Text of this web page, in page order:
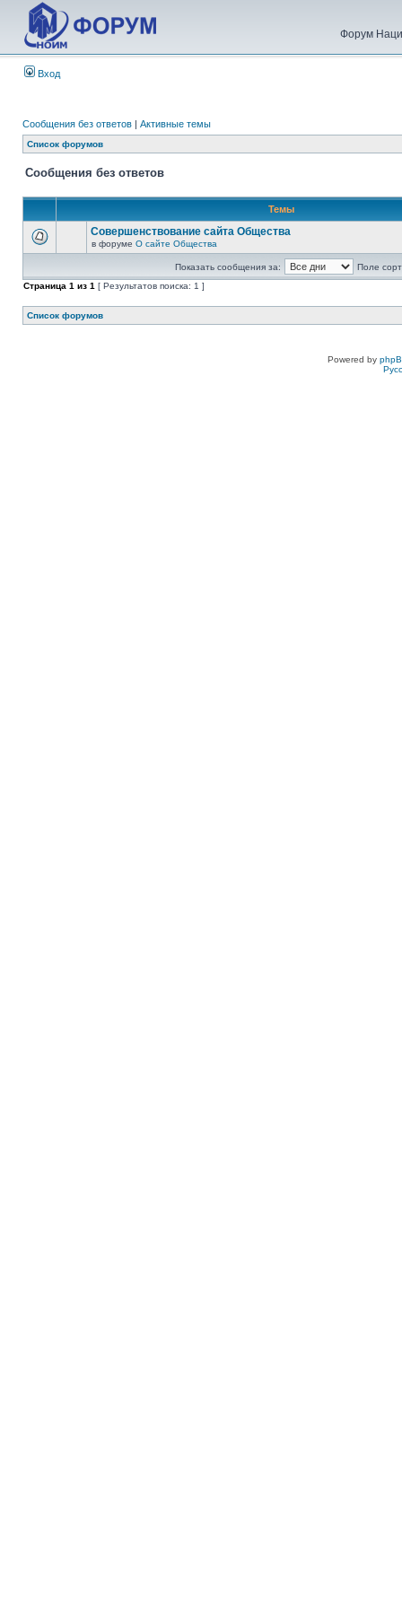
Форум
Вход
Сообщения без ответов | Активные темы
Список форумов
Сообщения без ответов
Темы
Совершенствование сайта Общества
в форуме О сайте Общества
Показать сообщения за:
Поле
Страница 1 из 1 [ Результатов поиска: 1 ]
Список форумов
Powered by